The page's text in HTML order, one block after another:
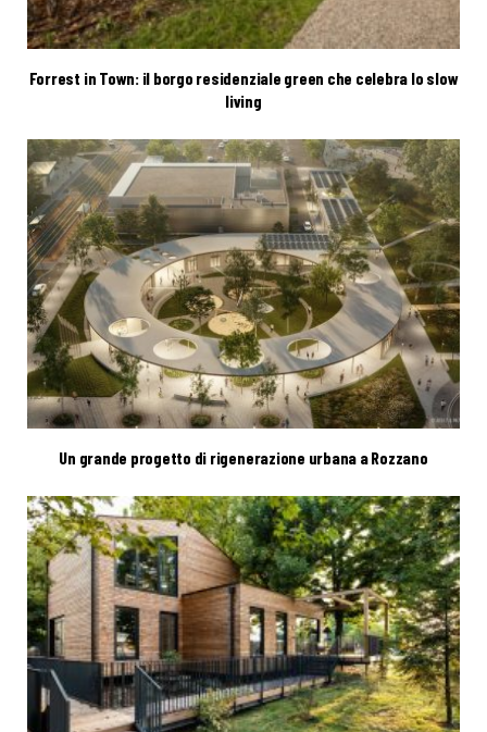
Forrest in Town: il borgo residenziale green che celebra lo slow
living
Un grande progetto di rigenerazione urbana a Rozzano